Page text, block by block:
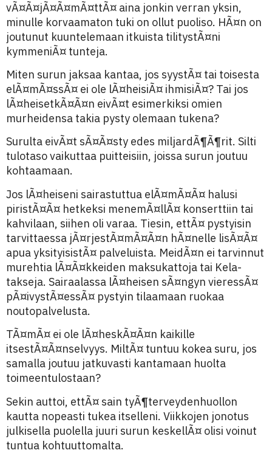
vÃ¤Ã¤jÃ¤Ã¤mÃ¤ttÃ¤ aina jonkin verran yksin,
minulle korvaamaton tuki on ollut puoliso. HÃ¤n on
joutunut kuuntelemaan itkuista tilitystÃ¤ni
kymmeniÃ¤ tunteja.
Miten surun jaksaa kantaa, jos syystÃ¤ tai toisesta
elÃ¤mÃ¤ssÃ¤ ei ole lÃ¤heisiÃ¤ ihmisiÃ¤? Tai jos
lÃ¤heisetkÃ¤Ã¤n eivÃ¤t esimerkiksi omien
murheidensa takia pysty olemaan tukena?
Surulta eivÃ¤t sÃ¤Ã¤sty edes miljardÃ¶Ã¶rit. Silti
tulotaso vaikuttaa puitteisiin, joissa surun joutuu
kohtaamaan.
Jos lÃ¤heiseni sairastuttua elÃ¤mÃ¤Ã¤ halusi
piristÃ¤Ã¤ hetkeksi menemÃ¤llÃ¤ konserttiin tai
kahvilaan, siihen oli varaa. Tiesin, ettÃ¤ pystyisin
tarvittaessa jÃ¤rjestÃ¤mÃ¤Ã¤n hÃ¤nelle lisÃ¤Ã¤
apua yksityisistÃ¤ palveluista. MeidÃ¤n ei tarvinnut
murehtia lÃ¤Ã¤kkeiden maksukattoja tai Kela-
takseja. Sairaalassa lÃ¤heisen sÃ¤ngyn vieressÃ¤
pÃ¤ivystÃ¤essÃ¤ pystyin tilaamaan ruokaa
noutopalvelusta.
TÃ¤mÃ¤ ei ole lÃ¤heskÃ¤Ã¤n kaikille
itsestÃ¤Ã¤nselvyys. MiltÃ¤ tuntuu kokea suru, jos
samalla joutuu jatkuvasti kantamaan huolta
toimeentulostaan?
Sekin auttoi, ettÃ¤ sain tyÃ¶terveydenhuollon
kautta nopeasti tukea itselleni. Viikkojen jonotus
julkisella puolella juuri surun keskellÃ¤ olisi voinut
tuntua kohtuuttomalta.